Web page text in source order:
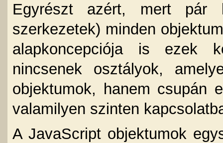
Egyrészt azért, mert pár
szerkezetek) minden
alapkoncepciója is ezek
nincsenek osztályok,
objektumok, hanem csupán
valamilyen szinten
A JavaScript objektumok